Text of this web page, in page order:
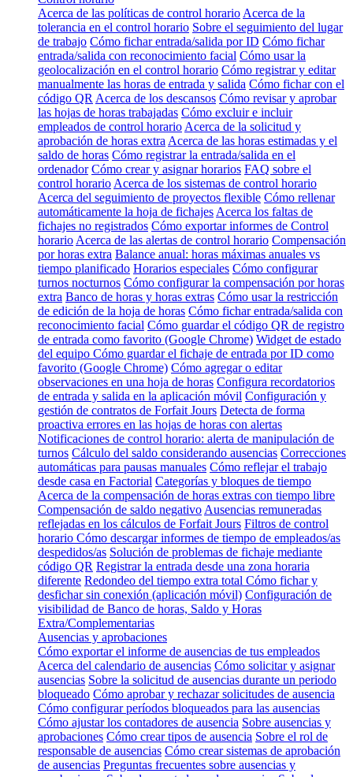
Acerca de las políticas de control horario Acerca de la
tolerancia en el control horario Sobre el seguimiento del lugar
de trabajo Cómo fichar entrada/salida por ID Cómo fichar
entrada/salida con reconocimiento facial Cómo usar la
geolocalización en el control horario Cómo registrar y editar
manualmente las horas de entrada y salida Cómo fichar con el
código QR Acerca de los descansos Cómo revisar y aprobar
las hojas de horas trabajadas Cómo excluir e incluir
empleados de control horario Acerca de la solicitud y
aprobación de horas extra Acerca de las horas estimadas y el
saldo de horas Cómo registrar la entrada/salida en el
ordenador Cómo crear y asignar horarios FAQ sobre el
control horario Acerca de los sistemas de control horario
Acerca del seguimiento de proyectos flexible Cómo rellenar
automáticamente la hoja de fichajes Acerca los faltas de
fichajes no registrados Cómo exportar informes de Control
horario Acerca de las alertas de control horario Compensación
por horas extra Balance anual: horas máximas anuales vs
tiempo planificado Horarios especiales Cómo configurar
turnos nocturnos Cómo configurar la compensación por horas
extra Banco de horas y horas extras Cómo usar la restricción
de edición de la hoja de horas Cómo fichar entrada/salida con
reconocimiento facial Cómo guardar el código QR de registro
de entrada como favorito (Google Chrome) Widget de estado
del equipo Cómo guardar el fichaje de entrada por ID como
favorito (Google Chrome) Cómo agregar o editar
observaciones en una hoja de horas Configura recordatorios
de entrada y salida en la aplicación móvil Configuración y
gestión de contratos de Forfait Jours Detecta de forma
proactiva errores en las hojas de horas con alertas
Notificaciones de control horario: alerta de manipulación de
turnos Cálculo del saldo considerando ausencias Correcciones
automáticas para pausas manuales Cómo reflejar el trabajo
desde casa en Factorial Categorías y bloques de tiempo
Acerca de la compensación de horas extras con tiempo libre
Compensación de saldo negativo Ausencias remuneradas
reflejadas en los cálculos de Forfait Jours Filtros de control
horario Cómo descargar informes de tiempo de empleados/as
despedidos/as Solución de problemas de fichaje mediante
código QR Registrar la entrada desde una zona horaria
diferente Redondeo del tiempo extra total Cómo fichar y
desfichar sin conexión (aplicación móvil) Configuración de
visibilidad de Banco de horas, Saldo y Horas
Extra/Complementarias
Ausencias y aprobaciones
Cómo exportar el informe de ausencias de tus empleados
Acerca del calendario de ausencias Cómo solicitar y asignar
ausencias Sobre la solicitud de ausencias durante un periodo
bloqueado Cómo aprobar y rechazar solicitudes de ausencia
Cómo configurar períodos bloqueados para las ausencias
Cómo ajustar los contadores de ausencia Sobre ausencias y
aprobaciones Cómo crear tipos de ausencia Sobre el rol de
responsable de ausencias Cómo crear sistemas de aprobación
de ausencias Preguntas frecuentes sobre ausencias y